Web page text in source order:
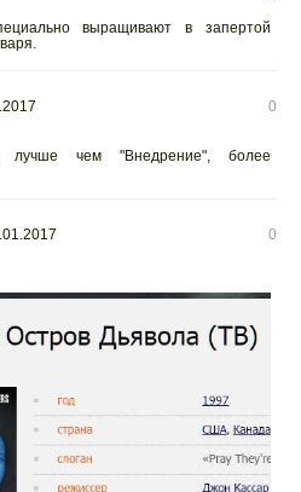
выращивают в запертой
0
чем "Внедрение", более
0